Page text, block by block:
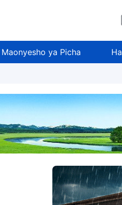
Maonyesho ya Picha